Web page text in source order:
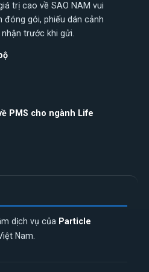
trị cao về SAO NAM vui
đóng gói, phiếu dán cảnh
trước khi gửi.
PMS cho ngành Life
dịch vụ của Particle
Nam.